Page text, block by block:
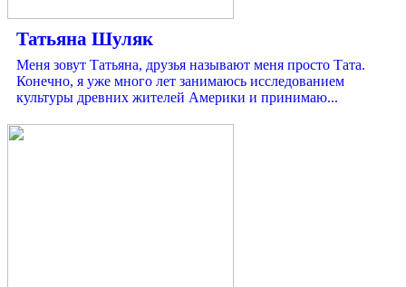
Татьяна Шуляк
Меня зовут Татьяна, друзья называют меня просто Тата.
Конечно, я уже много лет занимаюсь исследованием
культуры древних жителей Америки и принимаю...